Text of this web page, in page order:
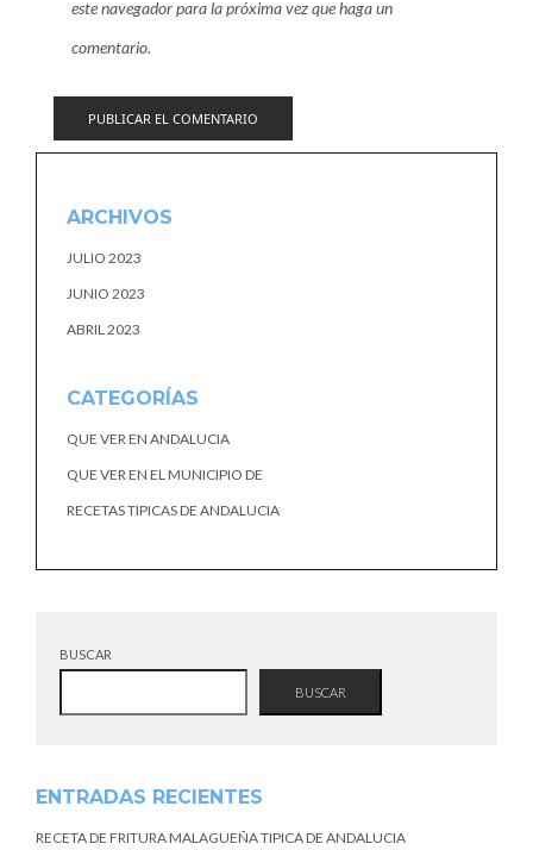
este navegador para la próxima vez que haga un
comentario.
ARCHIVOS
JULIO 2023
JUNIO 2023
ABRIL 2023
CATEGORÍAS
QUE VER EN ANDALUCIA
QUE VER EN EL MUNICIPIO DE
RECETAS TIPICAS DE ANDALUCIA
BUSCAR
BUSCAR
ENTRADAS RECIENTES
RECETA DE FRITURA MALAGUEÑA TIPICA DE ANDALUCIA